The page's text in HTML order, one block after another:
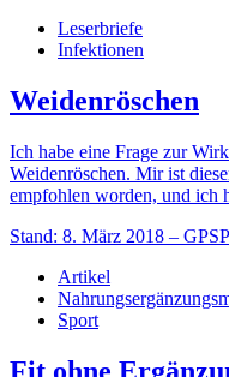
Leserbriefe
Infektionen
Weidenröschen
Ich habe eine Frage zur
Weidenröschen. Mir ist
empfohlen worden, und
Stand: 8. März 2018 –
Artikel
Sport
Fit ohne